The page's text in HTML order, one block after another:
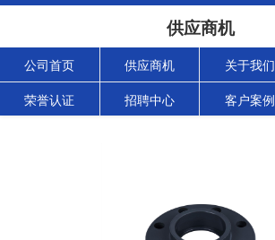
供应商机
公司首页 供应商机 关于我们
荣誉认证 招聘中心 客户案例